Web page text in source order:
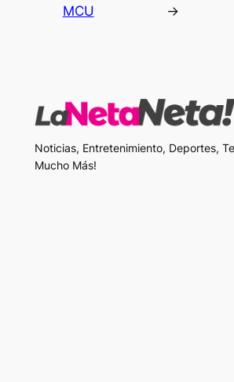
MCU
→
Noticias, Entretenimiento, Deportes,
Mucho Más!